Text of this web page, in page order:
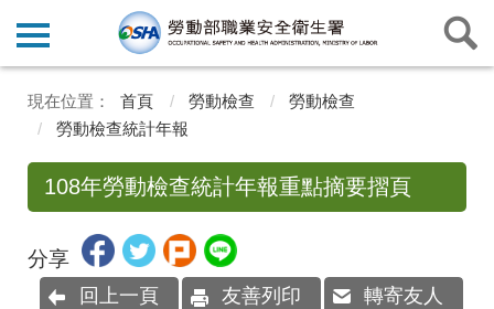
首頁 勞動檢查
勞動檢查
勞動檢查統計年報
108年勞動檢查統計年報重點摘要摺頁
分享
回上一頁 友善列印 轉寄友人